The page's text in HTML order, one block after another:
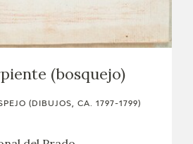
(bosquejo)
(DIBUJOS, CA. 1797-1799)